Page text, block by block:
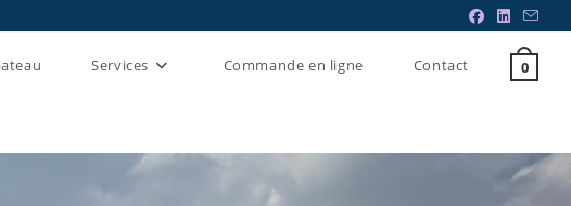
Services Commande en ligne Contact 0